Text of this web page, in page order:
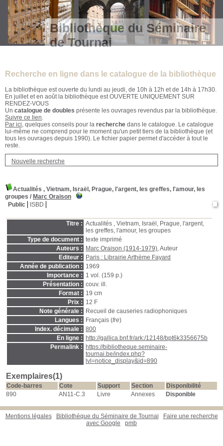
Bibliothèque du Séminaire
de Tournai
Recherche en ligne dans le catalogue de la bibliothèque
La bibliothèque est ouverte du lundi au jeudi, de 10h à 12h et de 14h à 17h30.
En juillet et en août la bibliothèque est OUVERTE UNIQUEMENT SUR
RENDEZ-VOUS
Un catalogue de doubles présente les ouvrages revendus par la bibliothèque.
Suivre ce lien.
Par ici, quelques conseils pour la recherche dans le catalogue. Le catalogue
lui-même ne comprend pour le moment qu'un petit tiers de la bibliothèque (et
tous les ouvrages depuis 1990). Le fichier papier permet d'accéder à tout le
reste.
Nouvelle recherche
Actualités , Vietnam, Israël, Prague, l'argent, les greffes, l'amour, les
groupes / Marc Oraison
Public
ISBD
Titre : Actualités , Vietnam, Israël, Prague, l'argent,
les greffes, l'amour, les groupes
Type de document : texte imprimé
Auteurs :
Marc Oraison (1914-1979), Auteur
Editeur :
Paris : Librairie Arthème Fayard
Année de publication : 1969
Importance : 1 vol. (159 p.)
Présentation : couv. ill.
Format : 19 cm
Prix : 12 F
Note générale :
Recueil de causeries radiophoniques
Langues :
Français (fre)
Index. décimale : 800
En ligne :
http://gallica.bnf.fr/ark:/12148/bpt6k3356675b
Permalink :
https://bibliotheque.seminaire-
tournai.be/index.php?
lvl=notice_display&id=890
Exemplaires(1)
Code-barres Cote Support Section
Disponibilité
890
AN11-C.3 Livre Annexes Disponible
Mentions légales Bibliothèque du Séminaire de Tournai
Faire une recherche
avec Google
pmb